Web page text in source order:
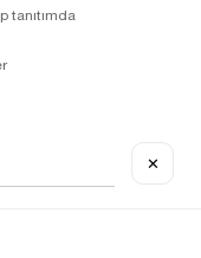
tanıtımda
1-2 cm
✕